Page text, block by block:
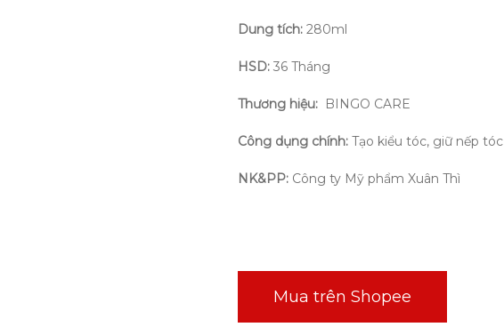
Dung tích:280ml
HSD:36 Tháng
Thương hiệu: BINGO CARE
Công dụng chính: Tạo kiểu tóc, giữ nếp tóc
NK&PP:Công ty Mỹ phẩm Xuân Thì
Mua trên Shopee